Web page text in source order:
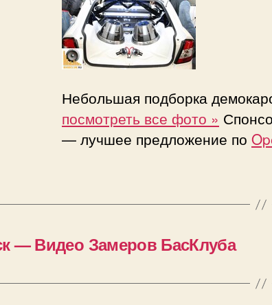
Небольшая подборка
посмотреть все фото »
— лучшее предложение по
— Видео Замеров БасКлуба